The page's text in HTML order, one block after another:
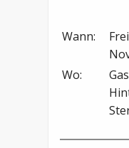
Wann:
Wo: